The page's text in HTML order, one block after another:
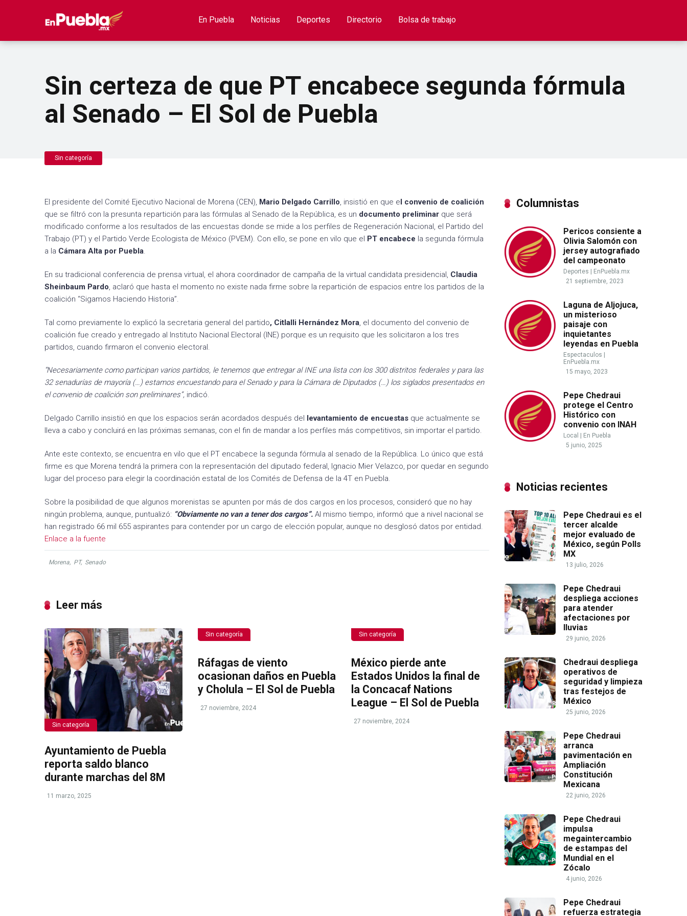
En Puebla Noticias Deportes Directorio Bolsa de trabajo
Sin certeza de que PT encabece segunda fórmula
al Senado – El Sol de Puebla
Sin categoría
El presidente del Comité Ejecutivo Nacional de Morena (CEN), Mario Delgado Carrillo, insistió en que el convenio de coalición
que se filtró con la presunta repartición para las fórmulas al Senado de la República, es un documento preliminar que será
modificado conforme a los resultados de las encuestas donde se mide a los perfiles de Regeneración Nacional, el Partido del
Trabajo (PT) y el Partido Verde Ecologista de México (PVEM). Con ello, se pone en vilo que el PT encabece la segunda fórmula
a la Cámara Alta por Puebla.
En su tradicional conferencia de prensa virtual, el ahora coordinador de campaña de la virtual candidata presidencial, Claudia
Sheinbaum Pardo, aclaró que hasta el momento no existe nada firme sobre la repartición de espacios entre los partidos de la
coalición “Sigamos Haciendo Historia”.
Tal como previamente lo explicó la secretaria general del partido, Citlalli Hernández Mora , el documento del convenio de
coalición fue creado y entregado al Instituto Nacional Electoral (INE) porque es un requisito que les solicitaron a los tres
partidos, cuando firmaron el convenio electoral.
“Necesariamente como participan varios partidos, le tenemos que entregar al INE una lista con los 300 distritos federales y para las
32 senadurías de mayoría (…) estamos encuestando para el Senado y para la Cámara de Diputados (…) los siglados presentados en
el convenio de coalición son preliminares”, indicó.
Delgado Carrillo insistió en que los espacios serán acordados después del levantamiento de encuestas que actualmente se
lleva a cabo y concluirá en las próximas semanas, con el fin de mandar a los perfiles más competitivos, sin importar el partido.
Ante este contexto, se encuentra en vilo que el PT encabece la segunda fórmula al senado de la República. Lo único que está
firme es que Morena tendrá la primera con la representación del diputado federal, Ignacio Mier Velazco, por quedar en segundo
lugar del proceso para elegir la coordinación estatal de los Comités de Defensa de la 4T en Puebla.
Sobre la posibilidad de que algunos morenistas se apunten por más de dos cargos en los procesos, consideró que no hay
ningún problema, aunque, puntualizó: “Obviamente no van a tener dos cargos”. Al mismo tiempo, informó que a nivel nacional se
han registrado 66 mil 655 aspirantes para contender por un cargo de elección popular, aunque no desglosó datos por entidad.
Enlace a la fuente
Morena, PT, Senado
Leer más
Sin categoría
Ayuntamiento de Puebla
reporta saldo blanco
durante marchas del 8M
11 marzo, 2025
Sin categoría
Ráfagas de viento
ocasionan daños en Puebla
y Cholula – El Sol de Puebla
27 noviembre, 2024
Sin categoría
México pierde ante
Estados Unidos la final de
la Concacaf Nations
League – El Sol de Puebla
27 noviembre, 2024
Columnistas
Pericos consiente a
Olivia Salomón con
jersey autografiado
del campeonato
Deportes
EnPuebla.mx
21 septiembre, 2023
Laguna de Aljojuca,
un misterioso
paisaje con
inquietantes
leyendas en Puebla
Espectaculos
EnPuebla.mx
15 mayo, 2023
Pepe Chedraui
protege el Centro
Histórico con
convenio con INAH
Local
En Puebla
5 junio, 2025
Noticias recientes
Pepe Chedraui es el
tercer alcalde
mejor evaluado de
México, según Polls
MX
13 julio, 2026
Pepe Chedraui
despliega acciones
para atender
afectaciones por
lluvias
29 junio, 2026
Chedraui despliega
operativos de
seguridad y limpieza
tras festejos de
México
25 junio, 2026
Pepe Chedraui
arranca
pavimentación en
Ampliación
Constitución
Mexicana
22 junio, 2026
Pepe Chedraui
impulsa
megaintercambio
de estampas del
Mundial en el
Zócalo
4 junio, 2026
Pepe Chedraui
refuerza estrategia